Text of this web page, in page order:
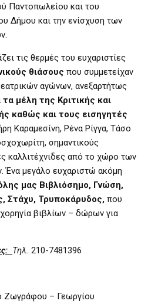
Παντοπωλείου και του
Δήμου και την ενίσχυση των
τις θερμές του ευχαριστίες
θιάσους που συμμετείχαν
αγώνων, ανεξαρτήτως
τα μέλη της Κριτικής και
καθώς και τους εισηγητές
Καραμεσίνη, Ρένα Ρίγγα, Τάσο
σημαντικούς
καλλιτέχνιδες από το χώρο των
Ένα μεγάλο ευχαριστώ ακόμη
μας Βιβλιόσημο, Γνώση,
Στάχυ, Τρυποκάρυδος, που
βιβλίων – δώρων για
Τηλ. 210-7481396
Ζωγράφου – Γεωργίου